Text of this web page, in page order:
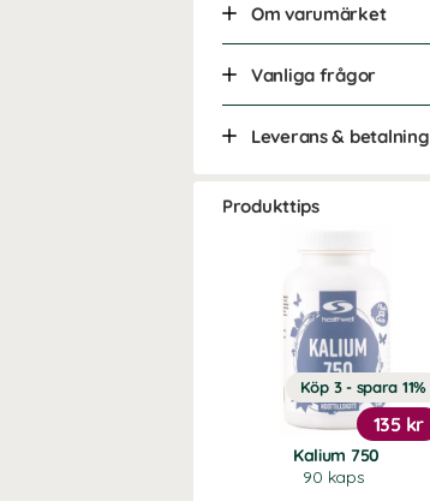
Om varumärket
Vanliga frågor
Leverans & betalning
Produkttips
Kalium 750
90 kaps
Köp 3 - spara 11%
135 kr